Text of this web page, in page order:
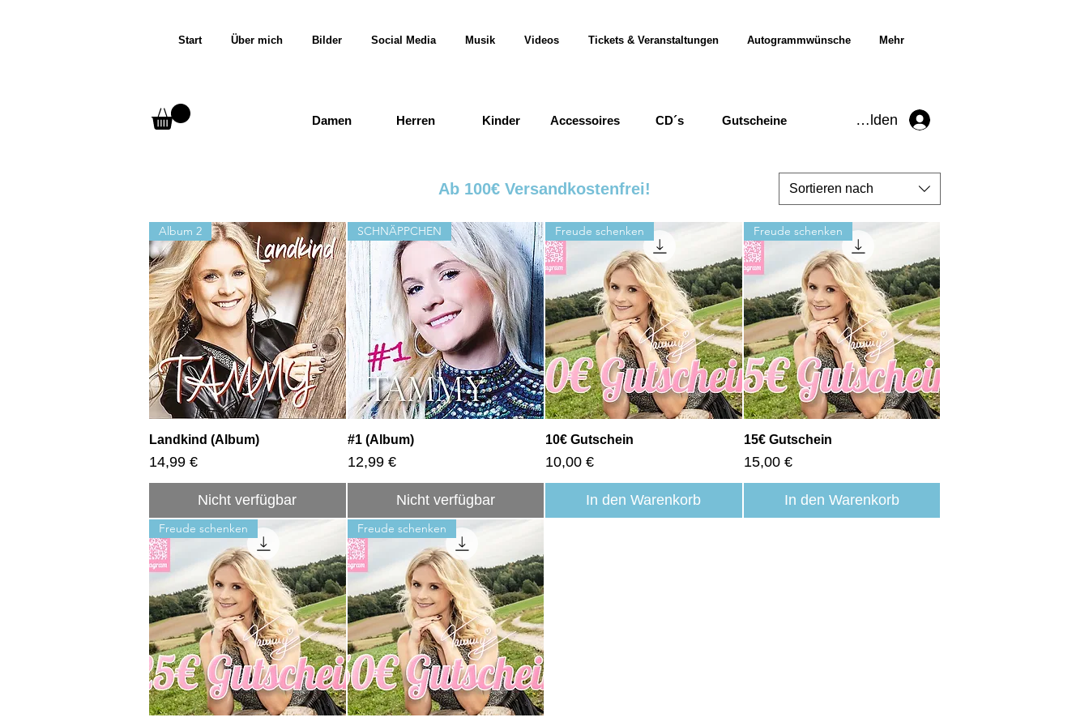
Start Über mich Bilder Social Media Musik Videos Tickets & Veranstaltungen Autogrammwünsche Mehr
Damen Herren Kinder Accessoires CD´s Gutscheine Anmelden
Sortieren nach
Schnellansicht
Album 2
Landkind (Album)
Preis
14,99 €
Nicht verfügbar
Schnellansicht
SCHNÄPPCHEN
#1 (Album)
Preis
12,99 €
Nicht verfügbar
Schnellansicht
Freude schenken
10€ Gutschein
Preis
10,00 €
In den Warenkorb
Schnellansicht
Freude schenken
15€ Gutschein
Preis
15,00 €
In den Warenkorb
Freude schenken Freude schenken
Ab 100€ Versandkostenfrei!